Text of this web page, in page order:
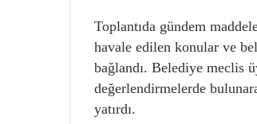
Toplantıda gündem
havale edilen konular ve
bağlandı. Belediye meclis
değerlendirmelerde
yatırdı.